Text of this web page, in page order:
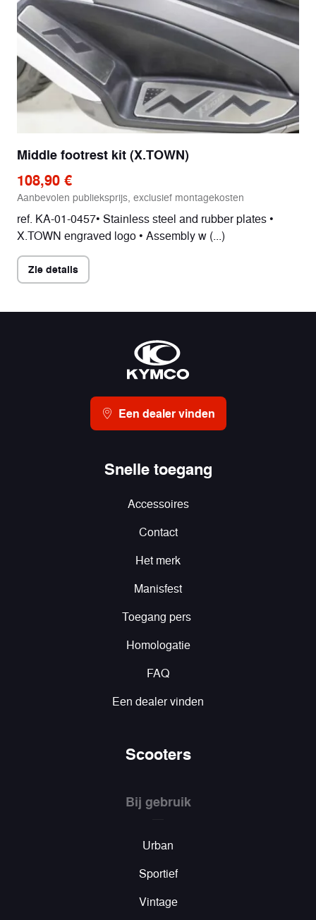
Middle footrest kit (X.TOWN)
108,90 €
Aanbevolen publieksprijs, exclusief montagekosten
ref. KA-01-0457• Stainless steel and rubber plates •
X.TOWN engraved logo • Assembly w (...)
Zie details
Een dealer vinden
Snelle toegang
Accessoires
Contact
Het merk
Manisfest
Toegang pers
Homologatie
FAQ
Een dealer vinden
Scooters
Bij gebruik
Urban
Sportief
Vintage